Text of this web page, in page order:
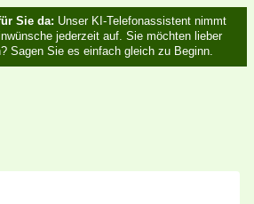
Sie da: Unser KI-Telefonassistent nimmt
jederzeit auf. Sie möchten lieber
Sagen Sie es einfach gleich zu Beginn.